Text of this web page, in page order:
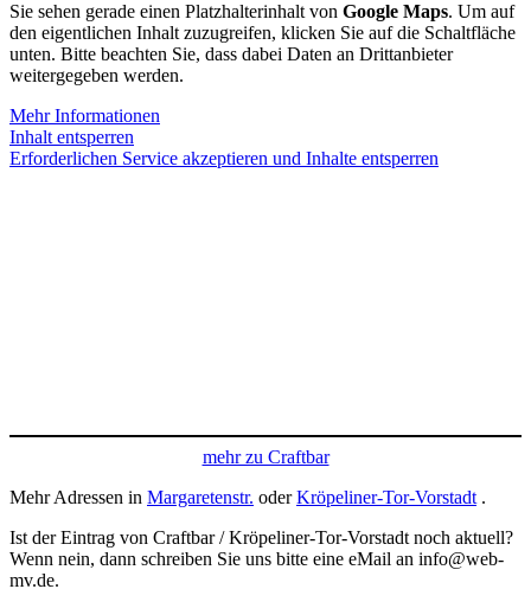
Sie sehen gerade einen Platzhalterinhalt von Google Maps. Um auf
den eigentlichen Inhalt zuzugreifen, klicken Sie auf die Schaltfläche
unten. Bitte beachten Sie, dass dabei Daten an Drittanbieter
weitergegeben werden.
Mehr Informationen
Inhalt entsperren
Erforderlichen Service akzeptieren und Inhalte entsperren
mehr zu Craftbar
Mehr Adressen in Margaretenstr. oderKröpeliner-Tor-Vorstadt .
Ist der Eintrag von Craftbar / Kröpeliner-Tor-Vorstadt noch aktuell?
Wenn nein, dann schreiben Sie uns bitte eine eMail an info@web-
mv.de.